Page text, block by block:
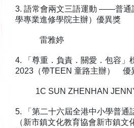
3. 語常會兩文三語運動 ——普通
學專業進修學院主辦）優異獎
雷雅婷
4. 「尊重．負責．關愛．包容」
2023（帶TEEN 童路主辦） 優
1C SUN ZHENHAN
5. 「第二十六屆全港中小學普通
（新市鎮文化教育協會新市鎮文